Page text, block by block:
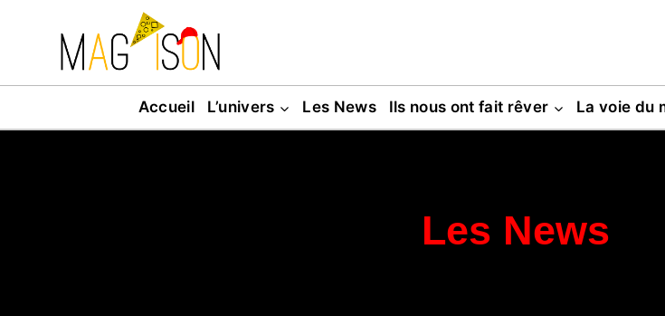
Accueil L’univers Les News Ils nous ont fait rêver La voie du
Les News